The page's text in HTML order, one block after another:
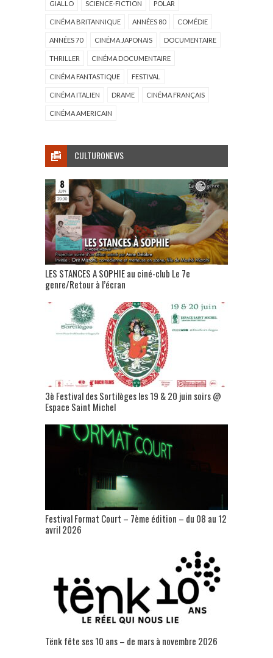
GIALLO SCIENCE-FICTION POLAR
CINÉMA BRITANNIQUE ANNÉES 80 COMÉDIE
ANNÉES 70 CINÉMA JAPONAIS DOCUMENTAIRE
THRILLER CINÉMA DOCUMENTAIRE
CINÉMA FANTASTIQUE FESTIVAL
CINÉMA ITALIEN DRAME CINÉMA FRANÇAIS
CINÉMA AMERICAIN
CULTURONEWS
LES STANCES A SOPHIE au ciné-club Le 7e
genre/Retour à l’écran
3è Festival des Sortilèges les 19 & 20 juin soirs @
Espace Saint Michel
Festival Format Court – 7ème édition – du 08 au 12
avril 2026
Tënk fête ses 10 ans – de mars à novembre 2026